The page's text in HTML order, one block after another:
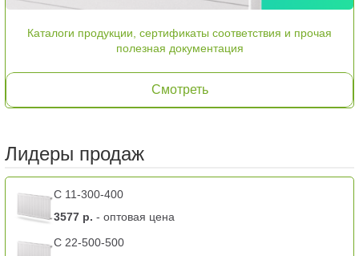
Каталоги продукции, сертификаты соответствия и прочая
полезная документация
Смотреть
Лидеры продаж
C 11-300-400
3577 р. - оптовая цена
C 22-500-500